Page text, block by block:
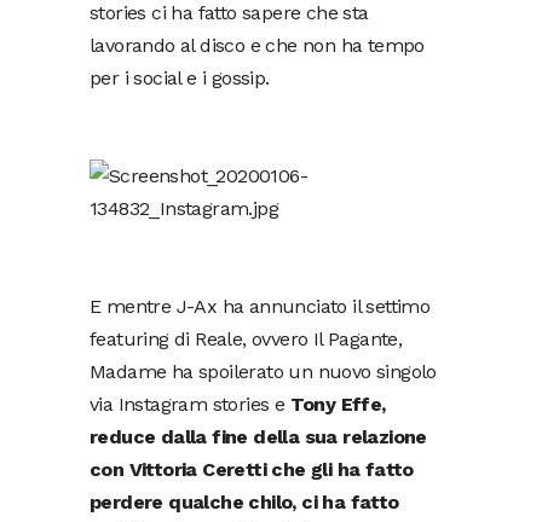
stories ci ha fatto sapere che sta
lavorando al disco e che non ha tempo
per i social e i gossip.
E mentre J-Ax ha annunciato il settimo
featuring di Reale, ovvero Il Pagante,
Madame ha spoilerato un nuovo singolo
via Instagram stories e Tony Effe,
reduce dalla fine della sua relazione
con Vittoria Ceretti che gli ha fatto
perdere qualche chilo, ci ha fatto